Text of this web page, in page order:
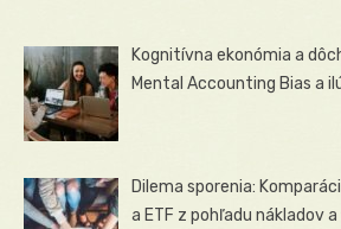
Kognitívna ekonómia a
Mental Accounting Bias a
Dilema sporenia:
a ETF z pohľadu nákladov